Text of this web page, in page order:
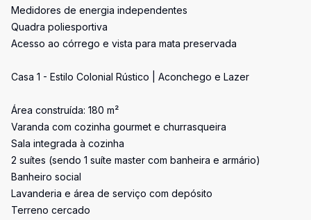
Medidores de energia independentes
Quadra poliesportiva
Acesso ao córrego e vista para mata preservada
Casa 1 - Estilo Colonial Rústico | Aconchego e Lazer
Área construída: 180 m²
Varanda com cozinha gourmet e churrasqueira
Sala integrada à cozinha
2 suítes (sendo 1 suíte master com banheira e armário)
Banheiro social
Lavanderia e área de serviço com depósito
Terreno cercado